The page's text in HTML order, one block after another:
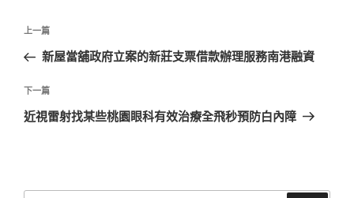
文
導
覽
上
一
文
章
上一篇
新屋當舖政府立案的新莊支票借款辦理服務南港融資
下
一
下一篇
近視雷射找某些桃園眼科有效治療全飛秒預防白內障